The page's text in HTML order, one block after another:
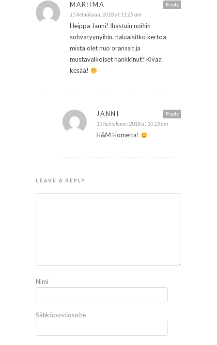
Reply
MARIIMA
15 heinäkuun, 2018 at 11:25 am
Heippa Janni! Ihastuin noihin
sohvatyynyihin, haluaisitko kertoa
mistä olet nuo oranssit ja
mustavalkoiset hankkinut? Kivaa
kesää!
Reply
JANNI
15 heinäkuun, 2018 at 10:13 pm
H&M Homelta!
LEAVE A REPLY
Nimi
Sähköpostiosoite